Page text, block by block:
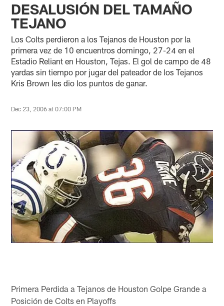
DESALUSIÓN DEL TAMAÑO
TEJANO
Los Colts perdieron a los Tejanos de Houston por la
primera vez de 10 encuentros domingo, 27-24 en el
Estadio Reliant en Houston, Tejas. El gol de campo de 48
yardas sin tiempo por jugar del pateador de los Tejanos
Kris Brown les dio los puntos de ganar.
Dec 23, 2006 at 07:00 PM
Primera Perdida a Tejanos de Houston Golpe Grande a
Posición de Colts en Playoffs